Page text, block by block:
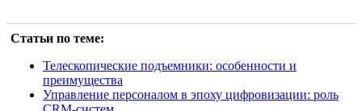
Статьи по теме:
Телескопические подъемники: особенности и
преимущества
Управление персоналом в эпоху цифровизации: роль